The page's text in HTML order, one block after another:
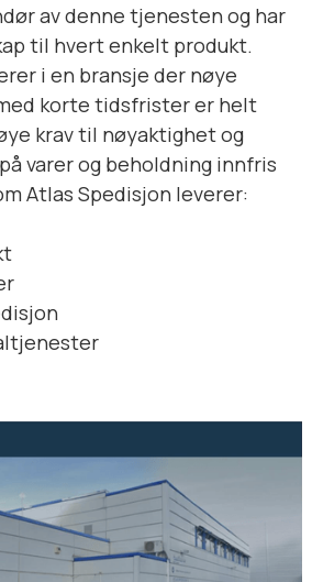
av denne tjenesten og har
til hvert enkelt produkt.
i en bransje der nøye
korte tidsfrister er helt
krav til nøyaktighet og
varer og beholdning innfris
Atlas Spedisjon leverer: